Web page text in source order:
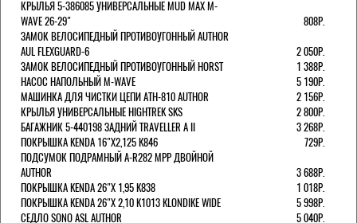
КРЫЛЬЯ 5-386085 УНИВЕРСАЛЬНЫЕ MUD MAX M-
WAVE 26-29"
808Р.
ЗАМОК ВЕЛОСИПЕДНЫЙ ПРОТИВОУГОННЫЙ AUTHOR
AUL FLEXGUARD-6
2 050Р.
ЗАМОК ВЕЛОСИПЕДНЫЙ ПРОТИВОУГОННЫЙ HORST
1 388Р.
НАСОС НАПОЛЬНЫЙ M-WAVE
5 190Р.
МАШИНКА ДЛЯ ЧИСТКИ ЦЕПИ ATH-810 AUTHOR
2 156Р.
КРЫЛЬЯ УНИВЕРСАЛЬНЫЕ HIGHTREK SKS
2 800Р.
БАГАЖНИК 5-440198 ЗАДНИЙ TRAVELLER A II
3 268Р.
ПОКРЫШКА KENDA 16"Х2,125 K846
729Р.
ПОДСУМОК ПОДРАМНЫЙ A-R282 MPP ДВОЙНОЙ
AUTHOR
3 688Р.
ПОКРЫШКА KENDA 26"Х 1,95 K838
1 018Р.
ПОКРЫШКА KENDA 26"Х 2,10 K1013 KLONDIKE WIDE
5 998Р.
СЕДЛО SONO ASL AUTHOR
5 040Р.